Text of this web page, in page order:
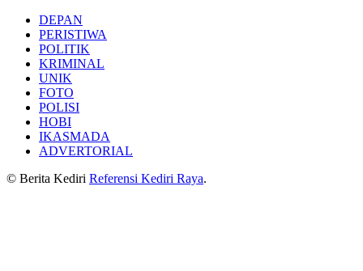
DEPAN
PERISTIWA
POLITIK
KRIMINAL
UNIK
FOTO
POLISI
HOBI
IKASMADA
ADVERTORIAL
© Berita Kediri Referensi Kediri Raya.